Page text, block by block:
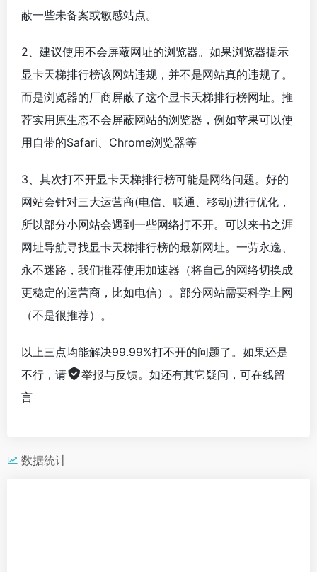
蔽一些未备案或敏感站点。
2、建议使用不会屏蔽网址的浏览器。如果浏览器提示
显卡天梯排行榜该网站违规，并不是网站真的违规了。
而是浏览器的厂商屏蔽了这个显卡天梯排行榜网址。推
荐实用原生态不会屏蔽网站的浏览器，例如苹果可以使
用自带的Safari、Chrome浏览器等
3、其次打不开显卡天梯排行榜可能是网络问题。好的
网站会针对三大运营商(电信、联通、移动)进行优化，
所以部分小网站会遇到一些网络打不开。可以来书之涯
网址导航寻找显卡天梯排行榜的最新网址。一劳永逸、
永不迷路，我们推荐使用加速器（将自己的网络切换成
更稳定的运营商，比如电信）。部分网站需要科学上网
（不是很推荐）。
以上三点均能解决99.99%打不开的问题了。如果还是
不行，请
举报与反馈。如还有其它疑问，可在线留
言
数据统计